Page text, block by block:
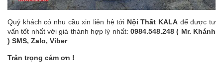
Quý khách có nhu cầu xin liên hệ tới Nội Thất KALA để được tư
vấn tốt nhất với giá thành hợp lý nhất: 0984.548.248 ( Mr. Khánh
) SMS, Zalo, Viber
Trân trọng cám ơn !